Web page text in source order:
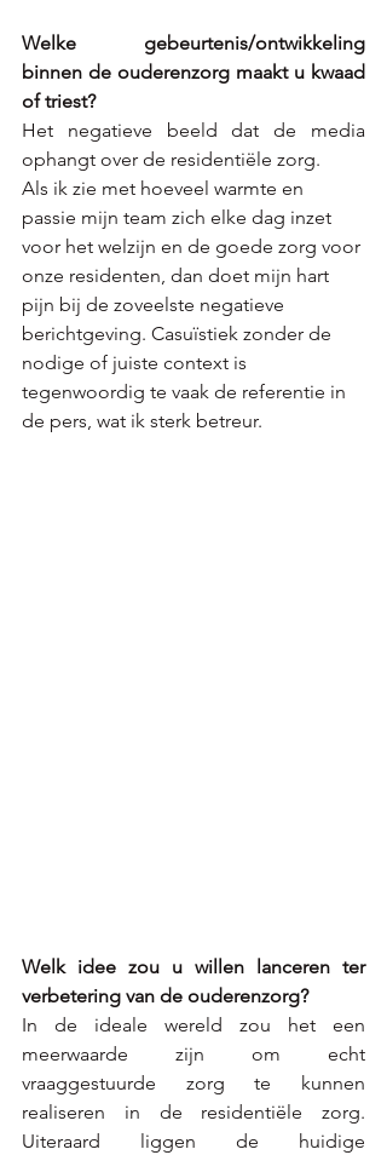
Welke gebeurtenis/ontwikkeling
binnen de ouderenzorg maakt u kwaad
of triest?
Het negatieve beeld dat de media
ophangt over de residentiële zorg.
Als ik zie met hoeveel warmte en
passie mijn team zich elke dag inzet
voor het welzijn en de goede zorg voor
onze residenten, dan doet mijn hart
pijn bij de zoveelste negatieve
berichtgeving. Casuïstiek zonder de
nodige of juiste context is
tegenwoordig te vaak de referentie in
de pers, wat ik sterk betreur.
Welk idee zou u willen lanceren ter
verbetering van de ouderenzorg?
In de ideale wereld zou het een
meerwaarde zijn om echt
vraaggestuurde zorg te kunnen
realiseren in de residentiële zorg.
Uiteraard liggen de huidige